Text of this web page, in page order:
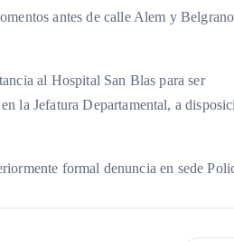
antes de calle Alem y
al Hospital San Blas para ser
la Jefatura Departamental, a
formal denuncia en sede